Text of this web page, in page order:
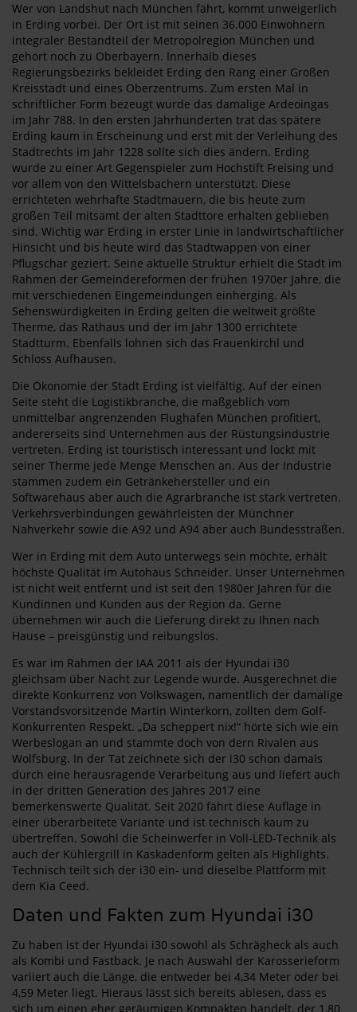
Wer von Landshut nach München fährt, kommt unweigerlich
in Erding vorbei. Der Ort ist mit seinen 36.000 Einwohnern
integraler Bestandteil der Metropolregion München und
gehört noch zu Oberbayern. Innerhalb dieses
Regierungsbezirks bekleidet Erding den Rang einer Großen
Kreisstadt und eines Oberzentrums. Zum ersten Mal in
schriftlicher Form bezeugt wurde das damalige Ardeoingas
im Jahr 788. In den ersten Jahrhunderten trat das spätere
Erding kaum in Erscheinung und erst mit der Verleihung des
Stadtrechts im Jahr 1228 sollte sich dies ändern. Erding
wurde zu einer Art Gegenspieler zum Hochstift Freising und
vor allem von den Wittelsbachern unterstützt. Diese
errichteten wehrhafte Stadtmauern, die bis heute zum
großen Teil mitsamt der alten Stadttore erhalten geblieben
sind. Wichtig war Erding in erster Linie in landwirtschaftlicher
Hinsicht und bis heute wird das Stadtwappen von einer
Pflugschar geziert. Seine aktuelle Struktur erhielt die Stadt im
Rahmen der Gemeindereformen der frühen 1970er Jahre, die
mit verschiedenen Eingemeindungen einherging. Als
Sehenswürdigkeiten in Erding gelten die weltweit größte
Therme, das Rathaus und der im Jahr 1300 errichtete
Stadtturm. Ebenfalls lohnen sich das Frauenkirchl und
Schloss Aufhausen.
Die Ökonomie der Stadt Erding ist vielfältig. Auf der einen
Seite steht die Logistikbranche, die maßgeblich vom
unmittelbar angrenzenden Flughafen München profitiert,
andererseits sind Unternehmen aus der Rüstungsindustrie
vertreten. Erding ist touristisch interessant und lockt mit
seiner Therme jede Menge Menschen an. Aus der Industrie
stammen zudem ein Getränkehersteller und ein
Softwarehaus aber auch die Agrarbranche ist stark vertreten.
Verkehrsverbindungen gewährleisten der Münchner
Nahverkehr sowie die A92 und A94 aber auch Bundesstraßen.
Wer in Erding mit dem Auto unterwegs sein möchte, erhält
höchste Qualität im Autohaus Schneider. Unser Unternehmen
ist nicht weit entfernt und ist seit den 1980er Jahren für die
Kundinnen und Kunden aus der Region da. Gerne
übernehmen wir auch die Lieferung direkt zu Ihnen nach
Hause – preisgünstig und reibungslos.
Es war im Rahmen der IAA 2011 als der Hyundai i30
gleichsam über Nacht zur Legende wurde. Ausgerechnet die
direkte Konkurrenz von Volkswagen, namentlich der damalige
Vorstandsvorsitzende Martin Winterkorn, zollten dem Golf-
Konkurrenten Respekt. „Da scheppert nix!“ hörte sich wie ein
Werbeslogan an und stammte doch von dern Rivalen aus
Wolfsburg. In der Tat zeichnete sich der i30 schon damals
durch eine herausragende Verarbeitung aus und liefert auch
in der dritten Generation des Jahres 2017 eine
bemerkenswerte Qualität. Seit 2020 fährt diese Auflage in
einer überarbeitete Variante und ist technisch kaum zu
übertreffen. Sowohl die Scheinwerfer in Voll-LED-Technik als
auch der Kühlergrill in Kaskadenform gelten als Highlights.
Technisch teilt sich der i30 ein- und dieselbe Plattform mit
dem Kia Ceed.
Daten und Fakten zum Hyundai i30
Zu haben ist der Hyundai i30 sowohl als Schrägheck als auch
als Kombi und Fastback. Je nach Auswahl der Karosserieform
variiert auch die Länge, die entweder bei 4,34 Meter oder bei
4,59 Meter liegt. Hieraus lässt sich bereits ablesen, dass es
sich um einen eher geräumigen Kompakten handelt, der 1,80